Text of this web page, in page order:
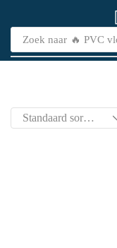
Zoek naar 🔥 PVC